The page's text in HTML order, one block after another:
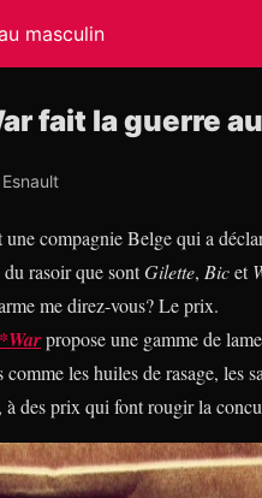
masculin
fait la guerre
une compagnie Belge qui a
du rasoir que sontGilette, Bicet
me direz-vous? Le prix.
propose une gamme de
comme les huiles de rasage, les
à des prix qui font rougir la